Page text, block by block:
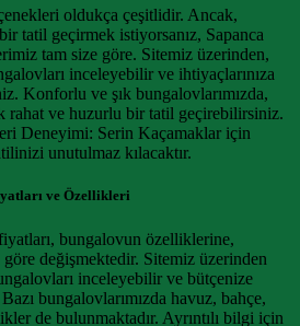
oldukça çeşitlidir. Ancak,
tatil geçirmek istiyorsanız, Sapanca
tam size göre. Sitemiz üzerinden,
inceleyebilir ve ihtiyaçlarınıza
Konforlu ve şık bungalovlarımızda,
rahat ve huzurlu bir tatil geçirebilirsiniz.
Deneyimi: Serin Kaçamaklar için
unutulmaz kılacaktır.
ve Özellikleri
bungalovun özelliklerine,
göre değişmektedir. Sitemiz üzerinden
inceleyebilir ve bütçenize
bungalovlarımızda havuz, bahçe,
de bulunmaktadır. Ayrıntılı bilgi için